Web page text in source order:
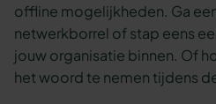
offline mogelijkheden. Ga
netwerkborrel of stap eens
jouw organisatie binnen. Of
het woord te nemen tijdens